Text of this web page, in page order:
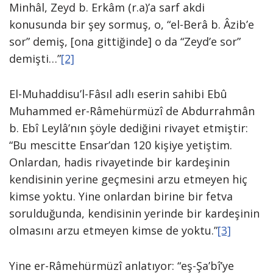
Minhâl, Zeyd b. Erkâm (r.a)’a sarf akdi
konusunda bir şey sormuş, o, “el-Berâ b. Âzib’e
sor” demiş, [ona gittiğinde] o da “Zeyd’e sor”
demişti…”[2]
El-Muhaddisu’l-Fâsıl adlı eserin sahibi Ebû
Muhammed er-Râmehürmüzî de Abdurrahmân
b. Ebî Leylâ’nın şöyle dediğini rivayet etmiştir:
“Bu mescitte Ensar’dan 120 kişiye yetiştim.
Onlardan, hadis rivayetinde bir kardeşinin
kendisinin yerine geçmesini arzu etmeyen hiç
kimse yoktu. Yine onlardan birine bir fetva
sorulduğunda, kendisinin yerinde bir kardeşinin
olmasını arzu etmeyen kimse de yoktu.”[3]
Yine er-Râmehürmüzî anlatıyor: “eş-Şa’bî’ye